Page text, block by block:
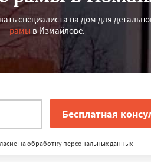
специалиста на дом для
рамы в Измайлове.
на обработку персональных данных